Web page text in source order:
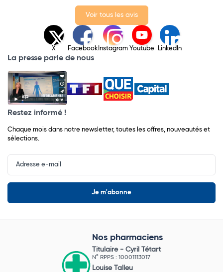
Voir tous les avis
X Facebook Instagram Youtube LinkedIn
La presse parle de nous
Restez informé !
Chaque mois dans notre newsletter, toutes les offres, nouveautés et
sélections.
Input
Newsletter
Nos pharmaciens
Titulaire - Cyril Tétart
N° RPPS : 10001113017
Louise Talleu